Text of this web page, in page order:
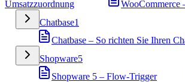
Umsatzzuordnung
WooCommerce
Chatbase1
Chatbase – So richten Sie Ihren
Shopware5
Shopware 5 – Flow-Trigger